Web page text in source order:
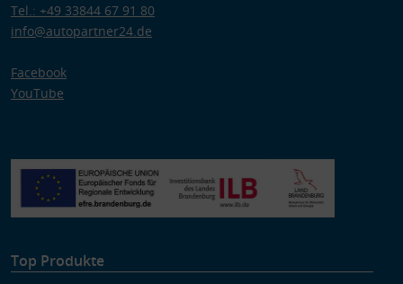
Tel.: +49 33844 67 91 80
info@autopartner24.de
Facebook
YouTube
Top Produkte